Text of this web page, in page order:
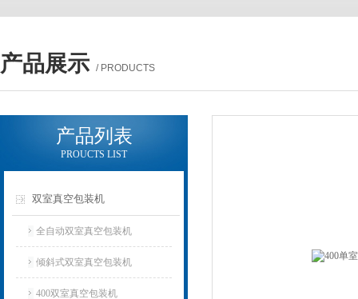
产品展示 / PRODUCTS
产品列表
PROUCTS LIST
双室真空包装机
全自动双室真空包装机
倾斜式双室真空包装机
400双室真空包装机